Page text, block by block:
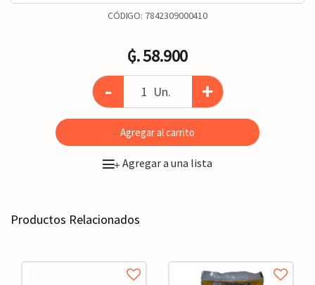
CÓDIGO: 7842309000410
₲. 58.900
- Un. +
Agregar al carrito
+Agregar a una lista
Productos Relacionados